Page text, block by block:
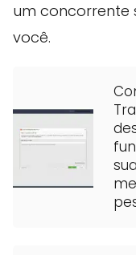
um concorrente
você.